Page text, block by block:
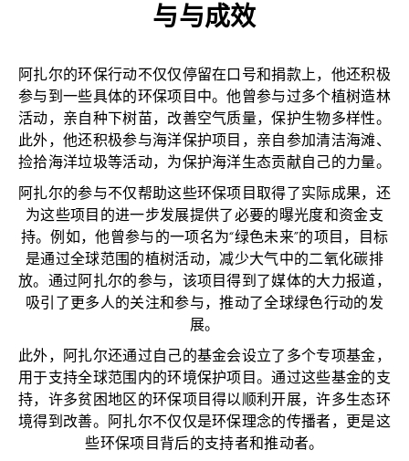
与与成效
阿扎尔的环保行动不仅仅停留在口号和捐款上，他还积极
参与到一些具体的环保项目中。他曾参与过多个植树造林
活动，亲自种下树苗，改善空气质量，保护生物多样性。
此外，他还积极参与海洋保护项目，亲自参加清洁海滩、
捡拾海洋垃圾等活动，为保护海洋生态贡献自己的力量。
阿扎尔的参与不仅帮助这些环保项目取得了实际成果，还
为这些项目的进一步发展提供了必要的曝光度和资金支
持。例如，他曾参与的一项名为“绿色未来”的项目，目标
是通过全球范围的植树活动，减少大气中的二氧化碳排
放。通过阿扎尔的参与，该项目得到了媒体的大力报道，
吸引了更多人的关注和参与，推动了全球绿色行动的发
展。
此外，阿扎尔还通过自己的基金会设立了多个专项基金，
用于支持全球范围内的环境保护项目。通过这些基金的支
持，许多贫困地区的环保项目得以顺利开展，许多生态环
境得到改善。阿扎尔不仅仅是环保理念的传播者，更是这
些环保项目背后的支持者和推动者。